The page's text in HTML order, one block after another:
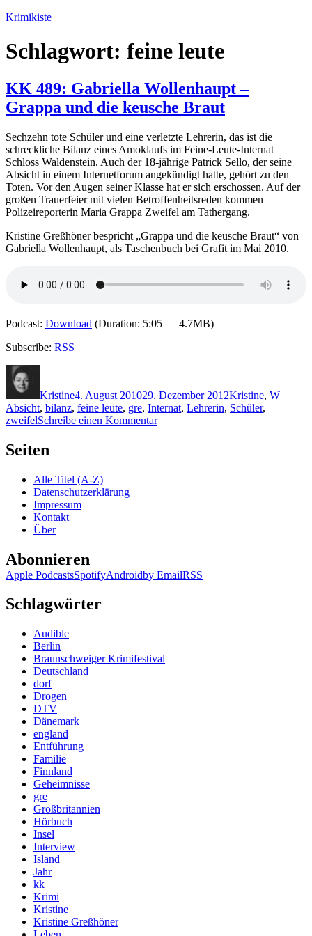
Zum
springen
Krimikiste
Schlagwort: feine leute
KK 489: Gabriella Wollenhaupt –
Grappa und die keusche Braut
Sechzehn tote Schüler und eine verletzte Lehrerin, das ist die
schreckliche Bilanz eines Amoklaufs im Feine-Leute-Internat
Schloss Waldenstein. Auch der 18-jährige Patrick Sello, der seine
Absicht in einem Internetforum angekündigt hatte, gehört zu den
Toten. Vor den Augen seiner Klasse hat er sich erschossen. Auf der
großen Trauerfeier mit vielen Betroffenheitsreden kommen
Polizeireporterin Maria Grappa Zweifel am Tathergang.
Kristine Greßhöner bespricht „Grappa und die keusche Braut“ von
Gabriella Wollenhaupt, als Taschenbuch bei Grafit im Mai 2010.
Podcast: Download (Duration: 5:05 — 4.7MB)
Subscribe: RSS
Kristine4. August 201029. Dezember 2012Kristine, W
Absicht, bilanz, feine leute, gre, Internat, Lehrerin, Schüler,
zweifelSchreibe einen Kommentarzu
Seiten
Alle Titel (A-Z)
Datenschutzerklärung
Impressum
Kontakt
Über
Abonnieren
Apple PodcastsSpotifyAndroidby EmailRSS
Schlagwörter
Audible
Berlin
Braunschweiger Krimifestival
Deutschland
dorf
Drogen
DTV
Dänemark
england
Entführung
Familie
Finnland
Geheimnisse
gre
Großbritannien
Hörbuch
Insel
Interview
Island
Jahr
kk
Krimi
Kristine
Kristine Greßhöner